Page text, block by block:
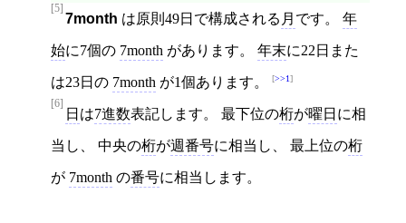
[5]
7month は原則49日で構成される 月 です。 年
始に7個の 7month があります。 年末に22日また
は23日の 7month が1個あります。 >>1
[6]
日 は7進数表記します。 最下位の桁が曜日 に相
当し、 中央の桁が週番号に相当し、 最上位の桁
が 7month の番号に相当します。